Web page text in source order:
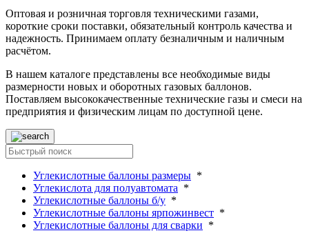
Оптовая и розничная торговля техническими газами,
короткие сроки поставки, обязательный контроль качества и
надежность. Принимаем оплату безналичным и наличным
расчётом.
В нашем каталоге представлены все необходимые виды
размерности новых и оборотных газовых баллонов.
Поставляем высококачественные технические газы и смеси на
предприятия и физическим лицам по доступной цене.
Углекислотные баллоны размеры *
Углекислота для полуавтомата *
Углекислотные баллоны б/у *
Углекислотные баллоны ярпожинвест *
Углекислотные баллоны для сварки *